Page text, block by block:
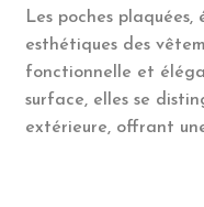
Les poches
esthétiques des
fonctionnelle et
surface, elles se
extérieure, offrant